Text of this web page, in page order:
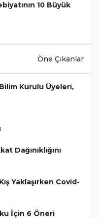
10 Büyük
Öne Çıkanlar
Kurulu Üyeleri,
Dağınıklığını
Yaklaşırken Covid-
İçin 6 Öneri